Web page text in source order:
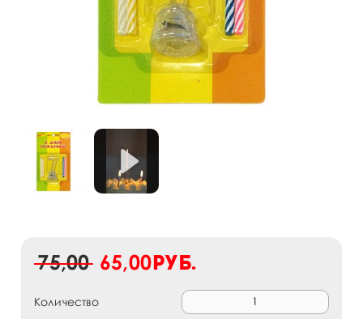
75,00 65,00руб.
Количество